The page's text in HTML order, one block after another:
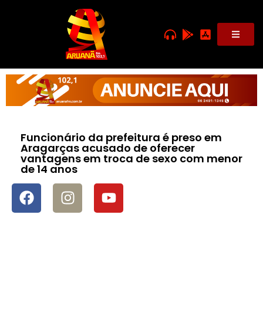
Funcionário da prefeitura é preso em
Aragarças acusado de oferecer
vantagens em troca de sexo com menor
de 14 anos